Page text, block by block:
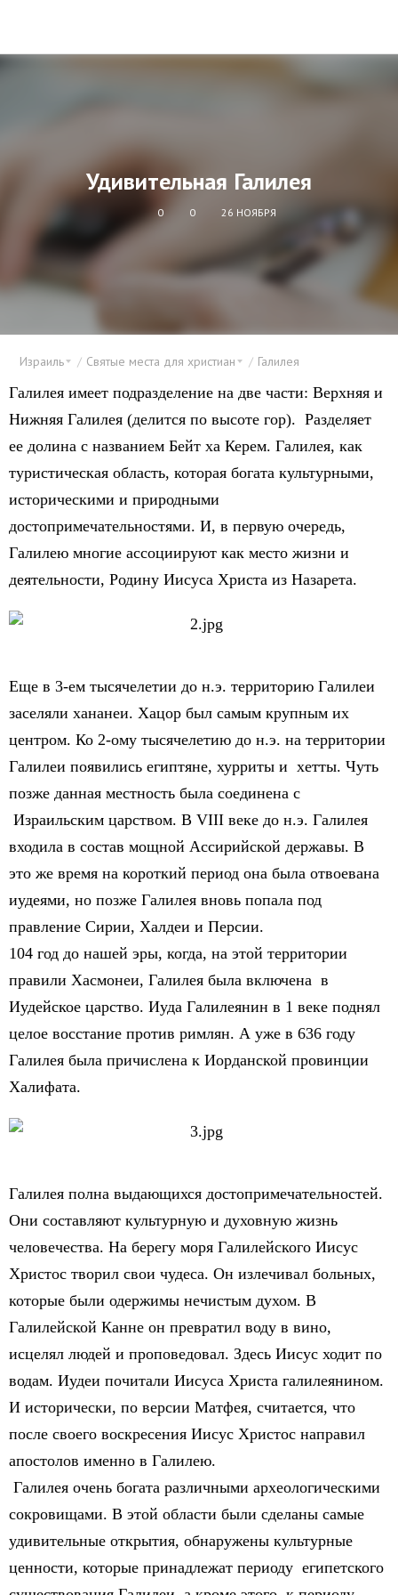
Удивительная Галилея
0 0 26 НОЯБРЯ
Израиль Святые места для христиан Галилея
Галилея имеет подразделение на две части: Верхняя и
Нижняя Галилея (делится по высоте гор). Разделяет
ее долина с названием Бейт ха Керем. Галилея, как
туристическая область, которая богата культурными,
историческими и природными
достопримечательностями. И, в первую очередь,
Галилею многие ассоциируют как место жизни и
деятельности, Родину Иисуса Христа из Назарета.
Еще в 3-ем тысячелетии до н.э. территорию Галилеи
заселяли хананеи. Хацор был самым крупным их
центром. Ко 2-ому тысячелетию до н.э. на территории
Галилеи появились египтяне, хурриты и хетты. Чуть
позже данная местность была соединена с
Израильским царством. В VIII веке до н.э. Галилея
входила в состав мощной Ассирийской державы. В
это же время на короткий период она была отвоевана
иудеями, но позже Галилея вновь попала под
правление Сирии, Халдеи и Персии.
104 год до нашей эры, когда, на этой территории
правили Хасмонеи, Галилея была включена в
Иудейское царство. Иуда Галилеянин в 1 веке поднял
целое восстание против римлян. А уже в 636 году
Галилея была причислена к Иорданской провинции
Халифата.
Галилея полна выдающихся достопримечательностей.
Они составляют культурную и духовную жизнь
человечества. На берегу моря Галилейского Иисус
Христос творил свои чудеса. Он излечивал больных,
которые были одержимы нечистым духом. В
Галилейской Канне он превратил воду в вино,
исцелял людей и проповедовал. Здесь Иисус ходит по
водам. Иудеи почитали Иисуса Христа галилеянином.
И исторически, по версии Матфея, считается, что
после своего воскресения Иисус Христос направил
апостолов именно в Галилею.
Галилея очень богата различными археологическими
сокровищами. В этой области были сделаны самые
удивительные открытия, обнаружены культурные
ценности, которые принадлежат периоду египетского